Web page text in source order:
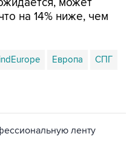
может
на 14% ниже, чем
Европа СПГ
ленту